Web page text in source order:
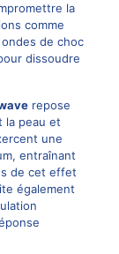
la
comme
ondes de choc
dissoudre
repose
la peau et
une
entraînant
de cet effet
également